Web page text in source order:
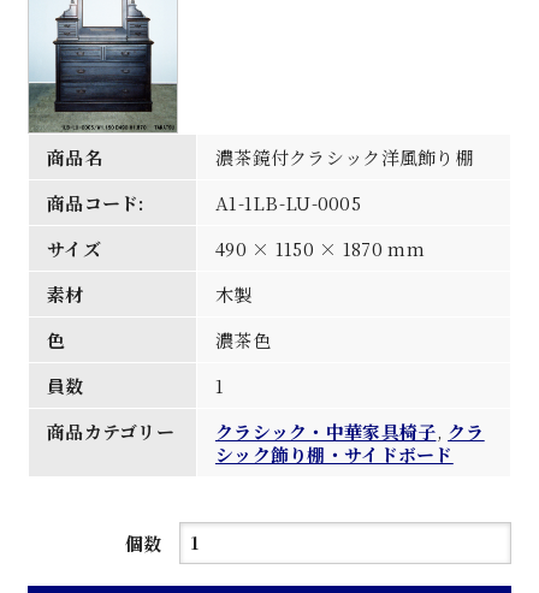
商品名
濃茶鏡付クラシック洋風飾り棚
商品コード:
A1-1LB-LU-0005
サイズ
490 × 1150 × 1870 mm
素材
木製
色
濃茶色
員数
1
商品カテゴリー
クラシック・中華家具椅子, クラ
シック飾り棚・サイドボード
個数
濃